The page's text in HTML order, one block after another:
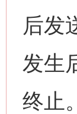
后发
发生
终止。